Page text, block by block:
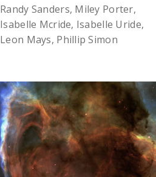
Randy Sanders, Miley Porter,
Isabelle Mcride, Isabelle Uride,
Leon Mays, Phillip Simon